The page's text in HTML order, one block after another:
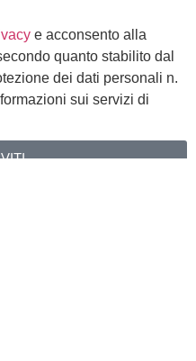
e acconsento alla
quanto stabilito dal
dei dati personali n.
sui servizi di